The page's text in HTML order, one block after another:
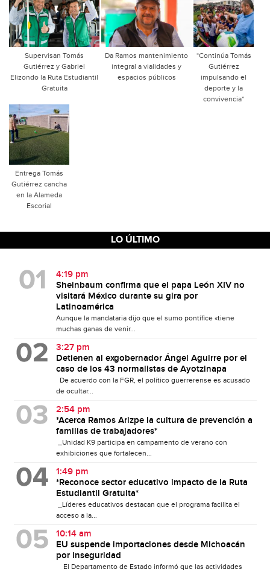
Supervisan Tomás
Gutiérrez y Gabriel
Elizondo la Ruta Estudiantil
Gratuita
Da Ramos mantenimiento
integral a vialidades y
espacios públicos
*Continúa Tomás
Gutiérrez
impulsando el
deporte y la
convivencia*
Entrega Tomás
Gutiérrez cancha
en la Alameda
Escorial
LO ÚLTIMO
4:19 pm
Sheinbaum confirma que el papa León XIV no
visitará México durante su gira por
Latinoamérica
Aunque la mandataria dijo que el sumo pontífice «tiene
muchas ganas de venir...
3:27 pm
Detienen al exgobernador Ángel Aguirre por el
caso de los 43 normalistas de Ayotzinapa
De acuerdo con la FGR, el político guerrerense es acusado
de ocultar...
2:54 pm
*Acerca Ramos Arizpe la cultura de prevención a
familias de trabajadores*
_Unidad K9 participa en campamento de verano con
exhibiciones que fortalecen...
1:49 pm
*Reconoce sector educativo impacto de la Ruta
Estudiantil Gratuita*
_Líderes educativos destacan que el programa facilita el
acceso a la...
10:14 am
EU suspende importaciones desde Michoacán
por inseguridad
El Departamento de Estado informó que las actividades